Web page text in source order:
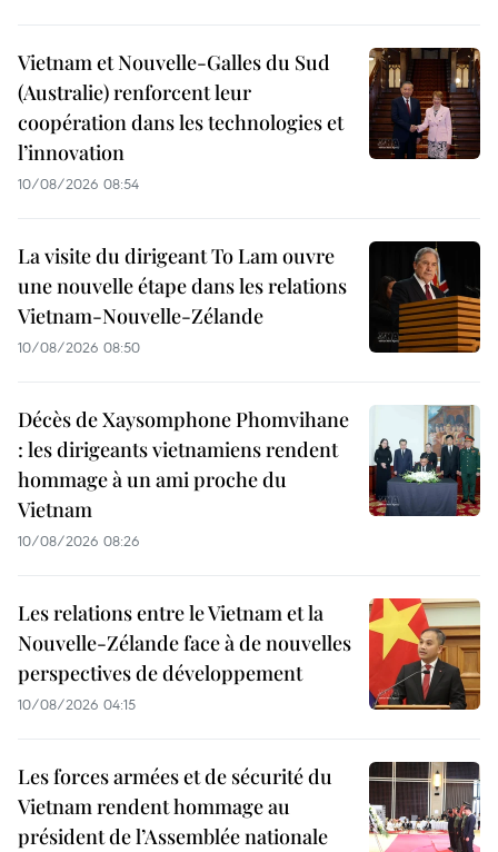
Vietnam et Nouvelle-Galles du Sud
(Australie) renforcent leur
coopération dans les technologies et
l’innovation
10/08/2026 08:54
La visite du dirigeant To Lam ouvre
une nouvelle étape dans les relations
Vietnam-Nouvelle-Zélande
10/08/2026 08:50
Décès de Xaysomphone Phomvihane
: les dirigeants vietnamiens rendent
hommage à un ami proche du
Vietnam
10/08/2026 08:26
Les relations entre le Vietnam et la
Nouvelle-Zélande face à de nouvelles
perspectives de développement
10/08/2026 04:15
Les forces armées et de sécurité du
Vietnam rendent hommage au
président de l’Assemblée nationale